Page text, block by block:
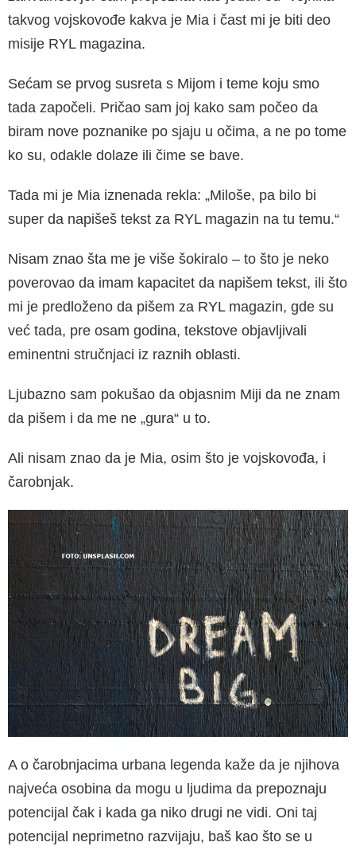
takvog vojskovođe kakva je Mia i čast mi je biti deo
misije RYL magazina.
Sećam se prvog susreta s Mijom i teme koju smo
tada započeli. Pričao sam joj kako sam počeo da
biram nove poznanike po sjaju u očima, a ne po tome
ko su, odakle dolaze ili čime se bave.
Tada mi je Mia iznenada rekla: „Miloše, pa bilo bi
super da napišeš tekst za RYL magazin na tu temu.“
Nisam znao šta me je više šokiralo – to što je neko
poverovao da imam kapacitet da napišem tekst, ili što
mi je predloženo da pišem za RYL magazin, gde su
već tada, pre osam godina, tekstove objavljivali
eminentni stručnjaci iz raznih oblasti.
Ljubazno sam pokušao da objasnim Miji da ne znam
da pišem i da me ne „gura“ u to.
Ali nisam znao da je Mia, osim što je vojskovođa, i
čarobnjak.
A o čarobnjacima urbana legenda kaže da je njihova
najveća osobina da mogu u ljudima da prepoznaju
potencijal čak i kada ga niko drugi ne vidi. Oni taj
potencijal neprimetno razvijaju, baš kao što se u